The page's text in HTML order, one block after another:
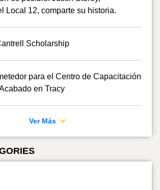
Local 12, comparte su historia.
Scholarship
para el Centro de Capacitación
en Tracy
Ver Más